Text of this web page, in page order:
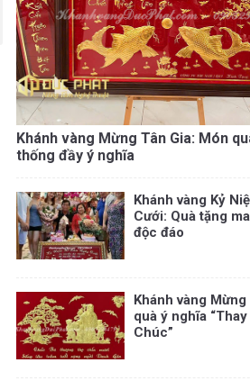
Khánh vàng Mừng Tân Gia: Món
thống đầy ý nghĩa
Khánh vàng Kỷ
Cưới: Quà tặng
độc đáo
Khánh vàng
quà ý nghĩa
Chúc”